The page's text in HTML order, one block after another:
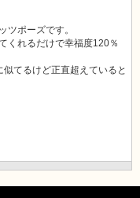
ツポーズです。
くれるだけで幸福度120％
てるけど正直超えていると